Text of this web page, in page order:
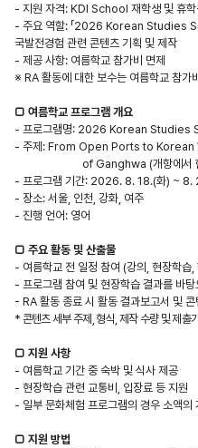
- 지원 자격: KDI School 재학생 및 휴
- 주요 역할: 「2026 Korean Studies
국발전경험 관련 콘텐츠 기획 및 제작
- 제공 사항: 여름학교 참가비 면제
※ RA 활동에 대한 보수는 여름학교 참가
□ 여름학교 프로그램 개요
- 프로그램명: 2026 Korean Studies
- 주제: From Open Ports to
of Ganghwa (개항에서
- 프로그램 기간: 2026. 8. 18.(화) ~ 8.
- 장소: 서울 인천 강화 여주
- 진행 언어: 영어
□ 주요 활동 및 산출물
- 여름학교 전 일정 참여 (강의 현장학습
- 프로그램 참여 및 현장학습 결과를 바
- RA 활동 종료 시 활동 결과보고서 및
* 콘텐츠 세부 주제 ,형식 제작 수량 및 제출
□ 지원 사항
- 여름학교 기간 중 숙박 및 식사 제공
- 현장학습 관련 교통비 입장료 등 지원
- 일부 문화체험 프로그램의 경우 소액의
□ 지원 방법